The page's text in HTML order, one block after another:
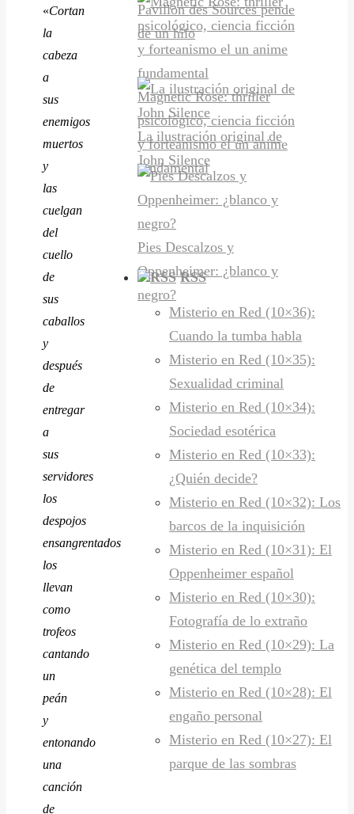
«Cortan
la
cabeza
a
sus
enemigos
muertos
y
las
cuelgan
del
cuello
de
sus
caballos
y
después
de
entregar
a
sus
servidores
los
despojos
ensangrentados
los
llevan
como
trofeos
cantando
un
peán
y
entonando
una
canción
de
Pavillon des Sources pende
de un hilo
Magnetic Rose: thriller
psicológico, ciencia ficción
y forteanismo el un anime
fundamental
La ilustración original de
John Silence
Pies Descalzos y
Oppenheimer: ¿blanco y
negro?
RSS
Misterio en Red (10×36):
Cuando la tumba habla
Misterio en Red (10×35):
Sexualidad criminal
Misterio en Red (10×34):
Sociedad esotérica
Misterio en Red (10×33):
¿Quién decide?
Misterio en Red (10×32): Los
barcos de la inquisición
Misterio en Red (10×31): El
Oppenheimer español
Misterio en Red (10×30):
Fotografía de lo extraño
Misterio en Red (10×29): La
genética del templo
Misterio en Red (10×28): El
engaño personal
Misterio en Red (10×27): El
parque de las sombras